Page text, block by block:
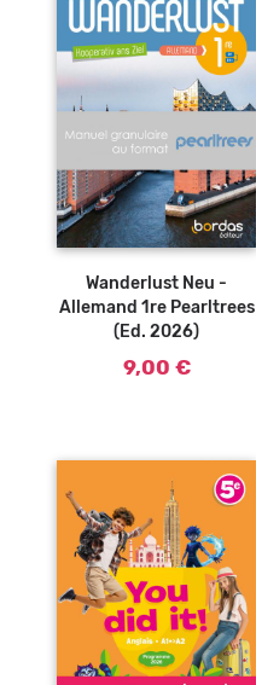
Wanderlust Neu -
Allemand 1re Pearltrees
(Ed. 2026)
9,00 €